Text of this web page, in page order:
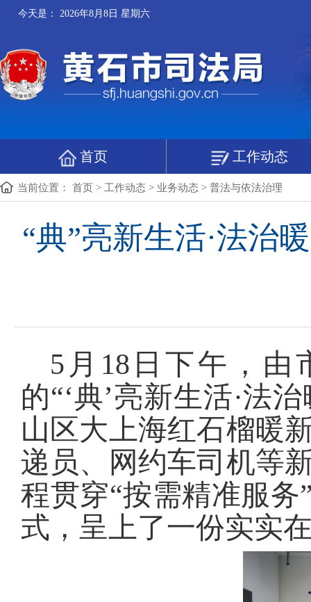
今天是： 2026年8月8日 星期六
首页 工作动态
当前位置： 首页 > 工作动态 > 业务动态 > 普法与依法治理
“典”亮新生活·法治
5月18日下午，由
的“‘典’亮新生活·法
山区大上海红石榴暖
递员、网约车司机等
程贯穿“按需精准服
式，呈上了一份实实